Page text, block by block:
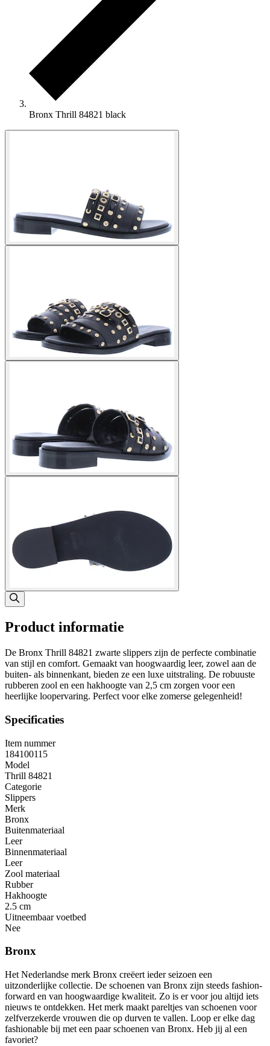
Bronx Thrill 84821 black
Product informatie
De Bronx Thrill 84821 zwarte slippers zijn de perfecte combinatie
van stijl en comfort. Gemaakt van hoogwaardig leer, zowel aan de
buiten- als binnenkant, bieden ze een luxe uitstraling. De robuuste
rubberen zool en een hakhoogte van 2,5 cm zorgen voor een
heerlijke loopervaring. Perfect voor elke zomerse gelegenheid!
Specificaties
Item nummer
184100115
Model
Thrill 84821
Categorie
Slippers
Merk
Bronx
Buitenmateriaal
Leer
Binnenmateriaal
Leer
Zool materiaal
Rubber
Hakhoogte
2.5 cm
Uitneembaar voetbed
Nee
Bronx
Het Nederlandse merk Bronx creëert ieder seizoen een
uitzonderlijke collectie. De schoenen van Bronx zijn steeds fashion-
forward en van hoogwaardige kwaliteit. Zo is er voor jou altijd iets
nieuws te ontdekken. Het merk maakt pareltjes van schoenen voor
zelfverzekerde vrouwen die op durven te vallen. Loop er elke dag
fashionable bij met een paar schoenen van Bronx. Heb jij al een
favoriet?